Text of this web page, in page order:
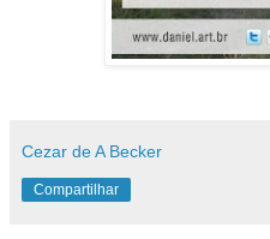
Cezar de A Becker
Compartilhar